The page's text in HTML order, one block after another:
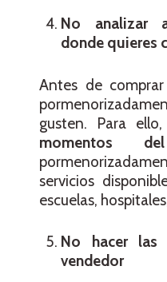
No analizar
donde quieres
Antes de
gusten. Para ello,
momentos
servicios
escuelas,
No hacer las
vendedor